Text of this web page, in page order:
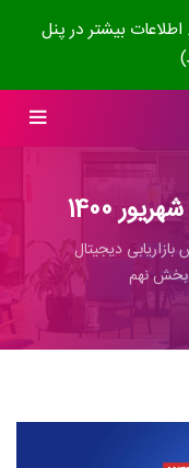
۱۴۰۴) شروع شد. اطلاعات بیشتر در پنل
دیجیتال
بخش نهم